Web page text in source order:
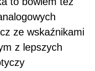
ze wskaźnikami
z lepszych